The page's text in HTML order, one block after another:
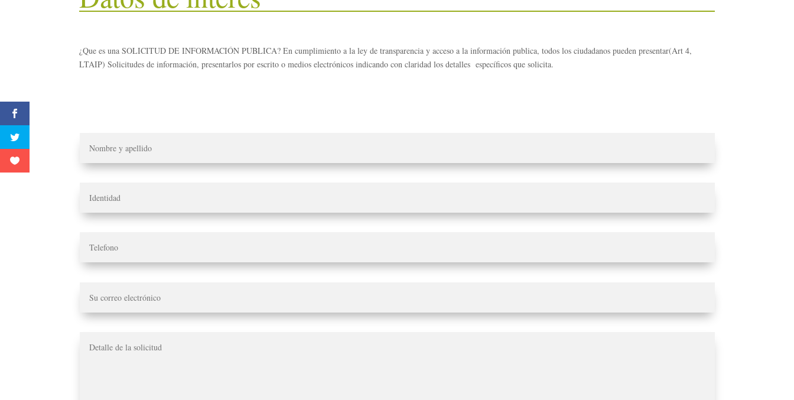
¿Que es una SOLICITUD DE INFORMACIÓN PUBLICA? En cumplimiento a la ley de transparencia y acceso a la información publica, todos los ciudadanos pueden presentar(Art 4,
LTAIP) Solicitudes de información, presentarlos por escrito o medios electrónicos indicando con claridad los detalles específicos que solicita.